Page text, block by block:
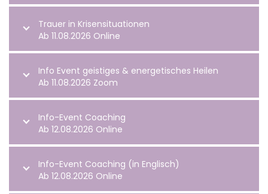
Trauer in Krisensituationen
Ab 11.08.2026 Online
Info Event geistiges & energetisches Heilen
Ab 11.08.2026 Zoom
Info-Event Coaching
Ab 12.08.2026 Online
Info-Event Coaching (in Englisch)
Ab 12.08.2026 Online